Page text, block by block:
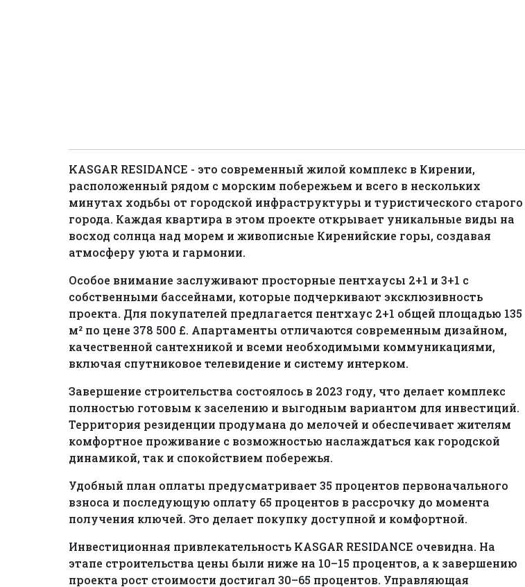
KASGAR RESIDANCE - это современный жилой комплекс в Кирении,
расположенный рядом с морским побережьем и всего в нескольких
минутах ходьбы от городской инфраструктуры и туристического старого
города. Каждая квартира в этом проекте открывает уникальные виды на
восход солнца над морем и живописные Киренийские горы, создавая
атмосферу уюта и гармонии.
Особое внимание заслуживают просторные пентхаусы 2+1 и 3+1 с
собственными бассейнами, которые подчеркивают эксклюзивность
проекта. Для покупателей предлагается пентхаус 2+1 общей площадью 135
м² по цене 378 500 £. Апартаменты отличаются современным дизайном,
качественной сантехникой и всеми необходимыми коммуникациями,
включая спутниковое телевидение и систему интерком.
Завершение строительства состоялось в 2023 году, что делает комплекс
полностью готовым к заселению и выгодным вариантом для инвестиций.
Территория резиденции продумана до мелочей и обеспечивает жителям
комфортное проживание с возможностью наслаждаться как городской
динамикой, так и спокойствием побережья.
Удобный план оплаты предусматривает 35 процентов первоначального
взноса и последующую оплату 65 процентов в рассрочку до момента
получения ключей. Это делает покупку доступной и комфортной.
Инвестиционная привлекательность KASGAR RESIDANCE очевидна. На
этапе строительства цены были ниже на 10–15 процентов, а к завершению
проекта рост стоимости достигал 30–65 процентов. Управляющая